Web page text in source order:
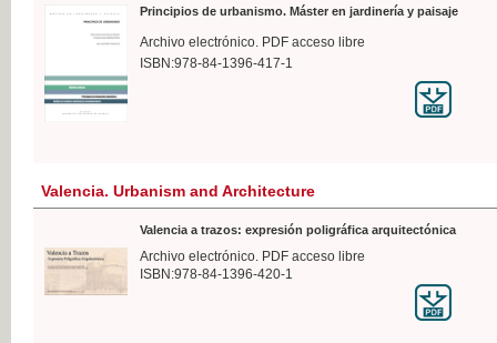
Principios de urbanismo. Máster en jardinería y paisaje
Archivo electrónico. PDF acceso libre
ISBN:978-84-1396-417-1
Valencia. Urbanism and Architecture
Valencia a trazos: expresión poligráfica arquitectónica
Archivo electrónico. PDF acceso libre
ISBN:978-84-1396-420-1